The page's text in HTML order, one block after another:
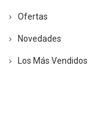
Ofertas
Novedades
Los Más Vendidos